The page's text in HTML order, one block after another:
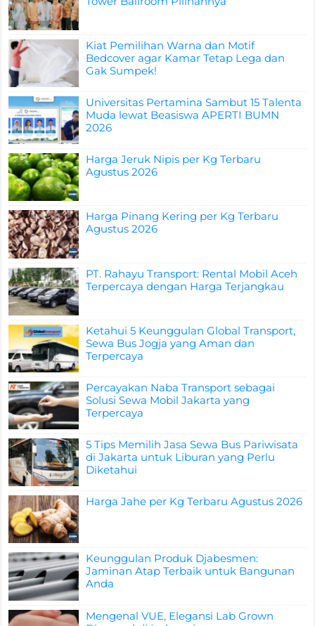
Kiat Pemilihan Warna dan Motif
Bedcover agar Kamar Tetap Lega dan
Gak Sumpek!
Universitas Pertamina Sambut 15 Talenta
Muda lewat Beasiswa APERTI BUMN
2026
Harga Jeruk Nipis per Kg Terbaru
Agustus 2026
Harga Pinang Kering per Kg Terbaru
Agustus 2026
PT. Rahayu Transport: Rental Mobil Aceh
Terpercaya dengan Harga Terjangkau
Ketahui 5 Keunggulan Global Transport,
Sewa Bus Jogja yang Aman dan
Terpercaya
Percayakan Naba Transport sebagai
Solusi Sewa Mobil Jakarta yang
Terpercaya
5 Tips Memilih Jasa Sewa Bus Pariwisata
di Jakarta untuk Liburan yang Perlu
Diketahui
Harga Jahe per Kg Terbaru Agustus 2026
Keunggulan Produk Djabesmen:
Jaminan Atap Terbaik untuk Bangunan
Anda
Mengenal VUE, Elegansi Lab Grown